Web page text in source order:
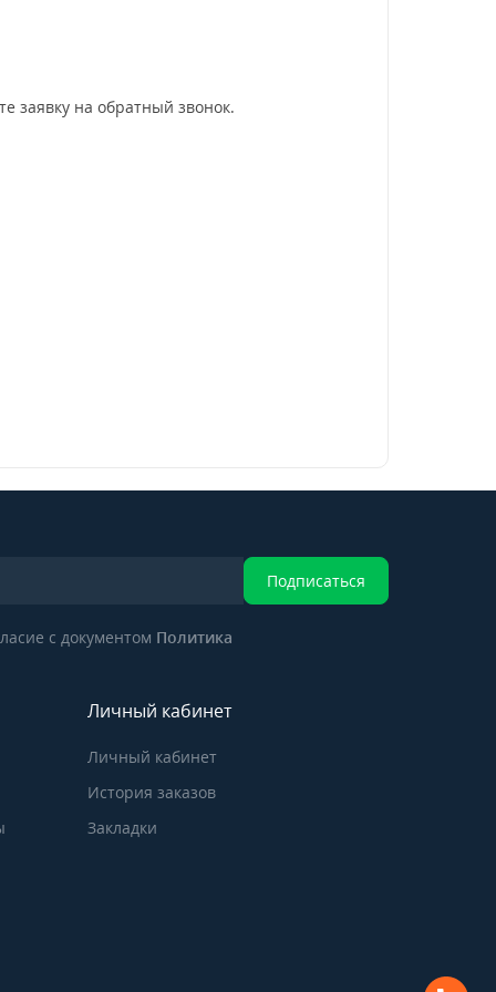
заявку на обратный звонок.
Подписаться
с документом Политика
Личный кабинет
Личный кабинет
История заказов
Закладки